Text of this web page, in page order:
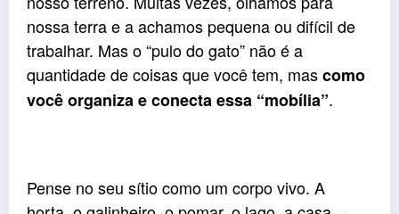
nossa terra e a achamos pequena ou difícil de
trabalhar. Mas o “pulo do gato” não é a
quantidade de coisas que você tem, mascomo
você organiza e conecta essa “mobília”.
Pense no seu sítio como um corpo vivo. A